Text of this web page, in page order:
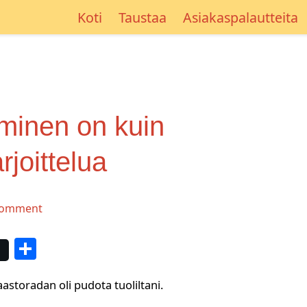
Koti Taustaa Asiakaspalautteita
on kuin
ar oli pudota tuoliltani.